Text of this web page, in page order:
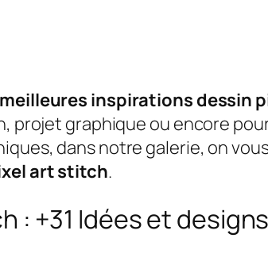
meilleures inspirations dessin
projet graphique ou encore
dans notre galerie, on
art stitch.
: +31 Idées et